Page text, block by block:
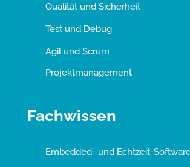
Qualität und Sicherheit
Test und Debug
Agil und Scrum
Projektmanagement
Fachwissen
Embedded- und Echtzeit-